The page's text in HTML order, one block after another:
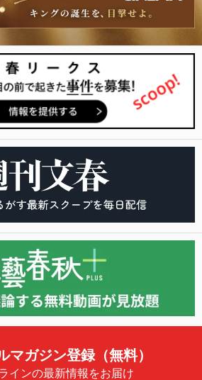
マガジン登録（無料）
インの最新情報をお届け